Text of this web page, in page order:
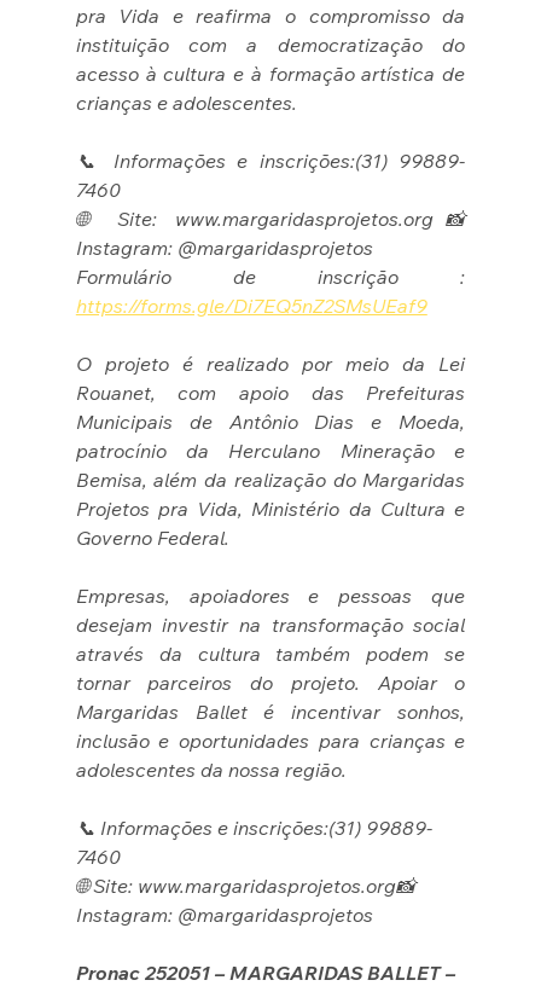
pra Vida e reafirma o compromisso da
instituição com a democratização do
acesso à cultura e à formação artística de
crianças e adolescentes.
📞 Informações e inscrições:(31) 99889-
7460
🌐 Site: www.margaridasprojetos.org📸
Instagram: @margaridasprojetos
https://forms.gle/Di7EQ5nZ2SMsUEaf9
O projeto é realizado por meio da Lei
Rouanet, com apoio das Prefeituras
Municipais de Antônio Dias e Moeda,
patrocínio da Herculano Mineração e
Bemisa, além da realização do Margaridas
Projetos pra Vida, Ministério da Cultura e
Governo Federal.
Empresas, apoiadores e pessoas que
desejam investir na transformação social
através da cultura também podem se
tornar parceiros do projeto. Apoiar o
Margaridas Ballet é incentivar sonhos,
inclusão e oportunidades para crianças e
adolescentes da nossa região.
📞 Informações e inscrições:(31) 99889-
7460
🌐 Site: www.margaridasprojetos.org📸
Instagram: @margaridasprojetos
Pronac 252051 – MARGARIDAS BALLET –